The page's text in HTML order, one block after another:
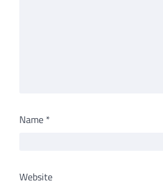
Name *
Website